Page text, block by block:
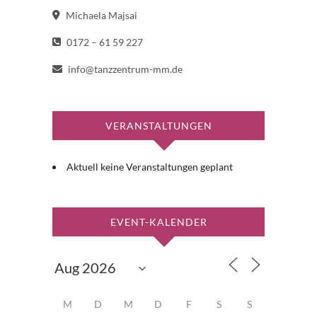
Michaela Majsai
0172 – 61 59 227
info@tanzzentrum-mm.de
VERANSTALTUNGEN
Aktuell keine Veranstaltungen geplant
EVENT-KALENDER
M D M D F S S